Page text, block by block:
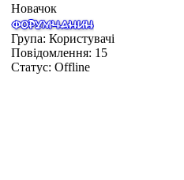
Новачок
Група: Користувачі
Повідомлення: 15
Статус: Offline